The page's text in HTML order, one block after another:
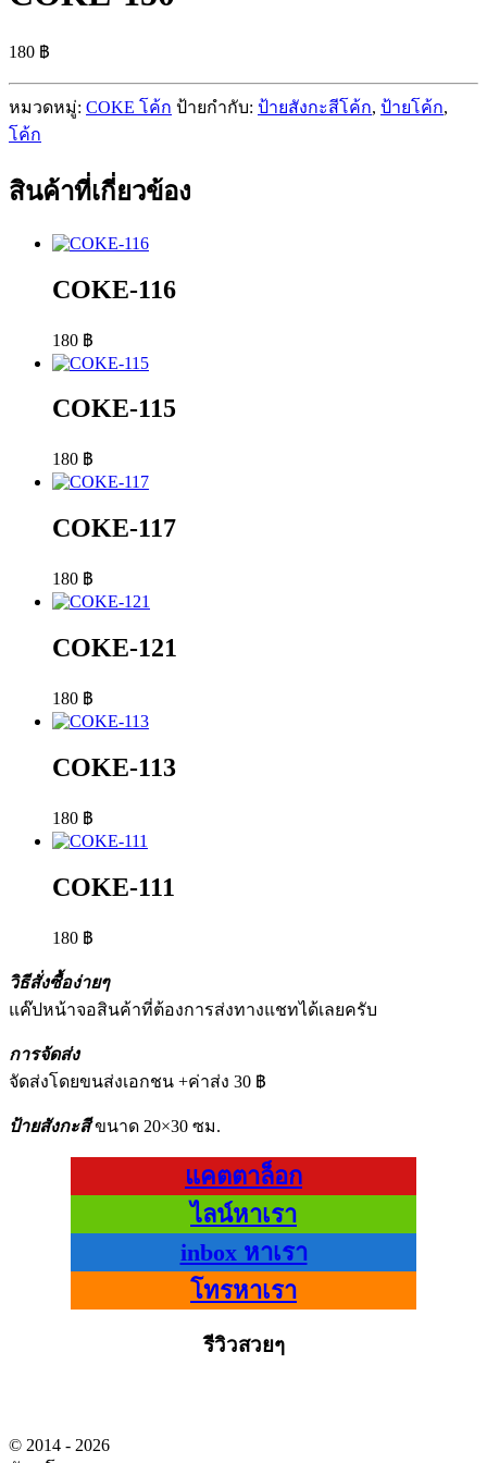
180 ฿
หมวดหมู่: COKE โค้ก ป้ายกำกับ: ป้ายสังกะสีโค้ก, ป้ายโค้ก,
โค้ก
สินค้าที่เกี่ยวข้อง
COKE-116
180 ฿
COKE-115
180 ฿
COKE-117
180 ฿
COKE-121
180 ฿
COKE-113
180 ฿
COKE-111
180 ฿
วิธีสั่งซื้อง่ายๆ
แค๊ปหน้าจอสินค้าที่ต้องการส่งทางแชทได้เลยครับ
การจัดส่ง
จัดส่งโดยขนส่งเอกชน +ค่าส่ง 30 ฿
ป้ายสังกะสีขนาด 20×30 ซม.
แคตตาล็อก
ไลน์หาเรา
inbox หาเรา
โทรหาเรา
รีวิวสวยๆ
© 2014 - 2026